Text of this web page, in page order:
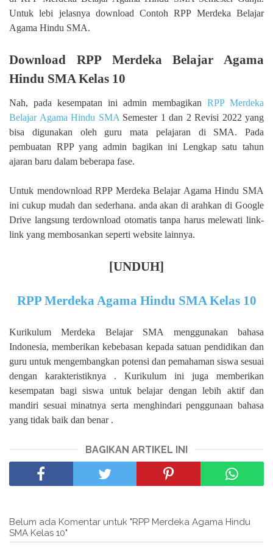
Untuk lebi jelasnya download Contoh RPP Merdeka Belajar
Agama Hindu SMA.
Download RPP Merdeka Belajar Agama
Hindu SMA Kelas 10
Nah, pada kesempatan ini admin membagikan RPP Merdeka
Belajar Agama Hindu SMA Semester 1 dan 2 Revisi 2022 yang
bisa digunakan oleh guru mata pelajaran di SMA. Pada
pembuatan RPP yang admin bagikan ini Lengkap satu tahun
ajaran baru dalam beberapa fase.
Untuk mendownload RPP Merdeka Belajar Agama Hindu SMA
ini cukup mudah dan sederhana. anda akan di arahkan di Google
Drive langsung terdownload otomatis tanpa harus melewati link-
link yang membosankan seperti website lainnya.
[UNDUH]
RPP Merdeka Agama Hindu SMA Kelas 10
Kurikulum Merdeka Belajar SMA menggunakan bahasa
Indonesia, memberikan kebebasan kepada satuan pendidikan dan
guru untuk mengembangkan potensi dan pemahaman siswa sesuai
dengan karakteristiknya . Kurikulum ini juga memberikan
kesempatan bagi siswa untuk belajar dengan lebih aktif dan
mandiri sesuai minatnya serta menghindari penggunaan bahasa
yang tidak baik dan benar .
BAGIKAN ARTIKEL INI
Belum ada Komentar untuk "RPP Merdeka Agama Hindu
SMA Kelas 10"